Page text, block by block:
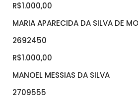
R$1.000,00
MARIA APARECIDA DA SILVA DE
2692450
R$1.000,00
MANOEL MESSIAS DA SILVA
2709555